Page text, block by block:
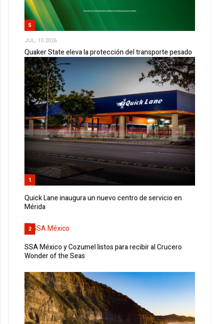
5
JUL, 10 2026
Quaker State eleva la protección del transporte pesado
1
Quick Lane inaugura un nuevo centro de servicio en
Mérida
2
SSA México y Cozumel listos para recibir al Crucero
Wonder of the Seas